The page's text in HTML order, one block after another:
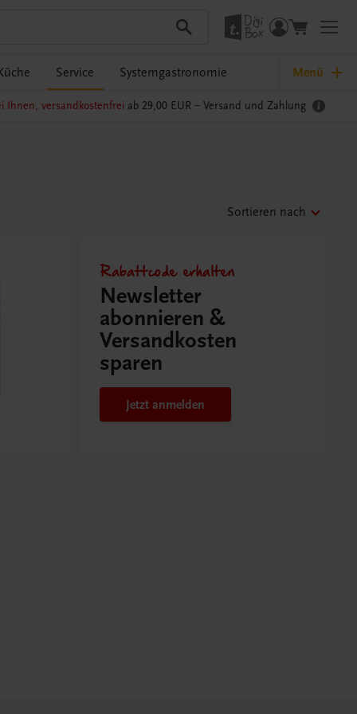
Service Systemgastronomie Menü
Ihnen, versandkostenfrei ab 29,00 EUR – Versand und Zahlung
Sortieren nach
Rabattcode erhalten
Newsletter
abonnieren &
Versandkosten
sparen
Jetzt anmelden